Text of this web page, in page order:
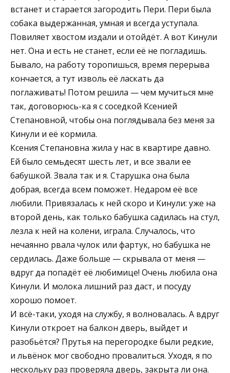
встанет и старается загородить Пери. Пери была
собака выдержанная, умная и всегда уступала.
Повиляет хвостом издали и отойдёт. А вот Кинули
нет. Она и есть не станет, если её не погладишь.
Бывало, на работу торопишься, время перерыва
кончается, а тут изволь её ласкать да
поглаживать! Потом решила — чем мучиться мне
так, договорюсь-ка я с соседкой Ксенией
Степановной, чтобы она поглядывала без меня за
Кинули и её кормила.
Ксения Степановна жила у нас в квартире давно.
Ей было семьдесят шесть лет, и все звали ее
бабушкой. Звала так и я. Старушка она была
добрая, всегда всем поможет. Недаром её все
любили. Привязалась к ней скоро и Кинули: уже на
второй день, как только бабушка садилась на стул,
лезла к ней на колени, играла. Случалось, что
нечаянно рвала чулок или фартук, но бабушка не
сердилась. Даже больше — скрывала от меня —
вдруг да попадёт её любимице! Очень любила она
Кинули. И молока лишний раз даст, и посуду
хорошо помоет.
И всё-таки, уходя на службу, я волновалась. А вдруг
Кинули откроет на балкон дверь, выйдет и
разобьётся? Прутья на перегородке были редкие,
и львёнок мог свободно провалиться. Уходя, я по
нескольку раз проверяла дверь, закрыта ли она.